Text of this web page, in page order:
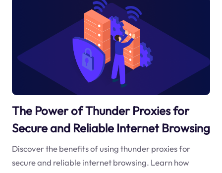
The Power of Thunder Proxies for
Secure and Reliable Internet Browsing
Discover the benefits of using thunder proxies for
secure and reliable internet browsing. Learn how